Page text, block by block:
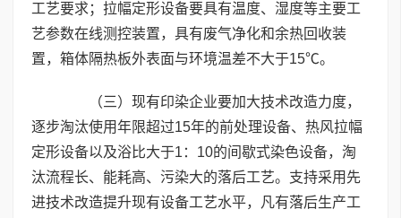
工艺要求；拉幅定形设备要具有温度、湿度等主要工
艺参数在线测控装置，具有废气净化和余热回收装
置，箱体隔热板外表面与环境温差不大于15℃。
（三）现有印染企业要加大技术改造力度，
逐步淘汰使用年限超过15年的前处理设备、热风拉幅
定形设备以及浴比大于1：10的间歇式染色设备，淘
汰流程长、能耗高、污染大的落后工艺。支持采用先
进技术改造提升现有设备工艺水平，凡有落后生产工